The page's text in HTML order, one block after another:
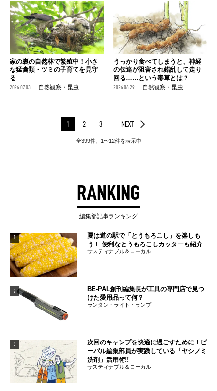
家の裏の自然林で繁殖中！小さ
な猛禽類・ツミの子育てを見守
る
2026.07.03 自然観察・昆虫
うっかり食べてしまうと、神経
の伝達が阻害され錯乱して走り
回る……という毒草とは？
2026.06.29 自然観察・昆虫
1 2 3 NEXT
全399件、1〜12件を表示中
RANKING
編集部記事ランキング
1
夏は道の駅で「とうもろこし」を楽しも
う！ 便利なとうもろこしカッターも紹介
サスティナブル＆ローカル
2
BE-PAL創刊編集長が工具の専門店で見つ
けた愛用品って何？
ランタン・ライト・ランプ
3
次回のキャンプを快適に過ごすために！ビ
ーパル編集部員が実践している「ヤシノミ
洗剤」活用術!!
サスティナブル＆ローカル